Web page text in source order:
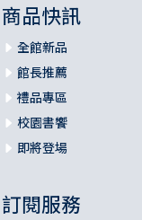
商品快訊
全館新品
館長推薦
禮品專區
校園書饗
即將登場
訂閱服務